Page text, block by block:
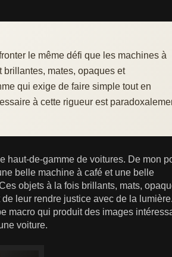
le même défi que les machines à
mates, opaques et
qui exige de faire simple tout en
à cette rigueur est
haut-de-gamme de voitures. De mon
belle machine à café et une belle
objets à la fois brillants, mats,
leur rendre justice avec de la lumière.
macro qui produit des images
voiture.